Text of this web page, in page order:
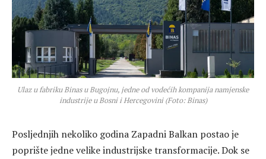
Ulaz u fabriku Binas u Bugojnu, jedne od vodećih kompanija namjenske
industrije u Bosni i Hercegovini (Foto: Binas)
Posljednjih nekoliko godina Zapadni Balkan postao je
poprište jedne velike industrijske transformacije. Dok se